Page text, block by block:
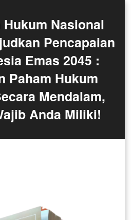
Nasional
Pencapaian
Emas 2045 :
Paham Hukum
Mendalam,
Anda Miliki!